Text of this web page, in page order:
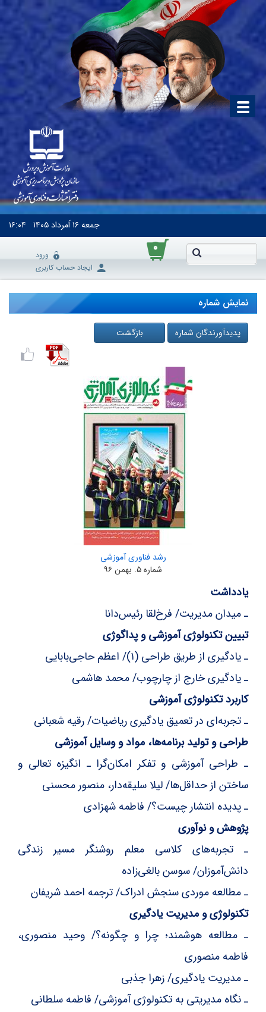
جمعه۱۶ اَمرداد ۱۴۰۵ ۱۶:۰۴
۰
ورود
ایجاد حساب کاربری
نمایش شماره
پدیدآورندگان شماره بازگشت
رشد فناوری آموزشی
شماره ۵. بهمن ۹۶
یادداشت
ـ میدان مدیریت/ فرخ‌لقا رئیس‌دانا
تبیین تکنولوژی آموزشی و پداگوژی
ـ یادگیری از طریق طراحی (۱)/ اعظم حاجی‌بابایی
ـ یادگیری خارج از چارچوب/ محمد هاشمی
کاربرد تکنولوژی آموزشی
ـ تجربه‌ای در تعمیق یادگیری ریاضیات/ رقیه شعبانی
طراحی و تولید برنامه‌ها، مواد و وسایل آموزشی
ـ طراحی آموزشی و تفکر امکان‌گرا ـ انگیزه تعالی و
ساختن از حداقل‌ها/ لیلا سلیقه‌دار، منصور محسنی
ـ پدیده انتشار چیست؟/ فاطمه شهزادی
پژوهش و نوآوری
ـ تجربه‌های کلاسی معلم روشنگر مسیر زندگی
دانش‌آموزان/ سوسن بالغی‌زاده
ـ مطالعه موردی سنجش ادراک/ ترجمه احمد شریفان
تکنولوژی و مدیریت یادگیری
ـ مطالعه هوشمند؛ چرا و چگونه؟/ وحید منصوری،
فاطمه منصوری
ـ مدیریت یادگیری/ زهرا جذبی
‌ـ نگاه مدیریتی به تکنولوژی آموزشی/ فاطمه سلطانی